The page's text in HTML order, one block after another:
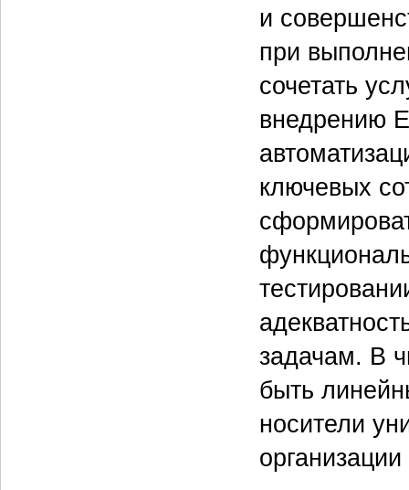
и
при
сочетать
внедрению
ключевых
задачам. В
быть
носители